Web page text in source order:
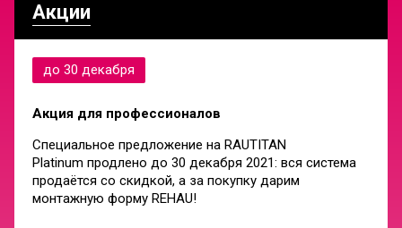
Акции
до 30 декабря
Акция для профессионалов
Специальное предложение на RAUTITAN
Platinum продлено до 30 декабря 2021: вся система
продаётся со скидкой, а за покупку дарим
монтажную форму REHAU!